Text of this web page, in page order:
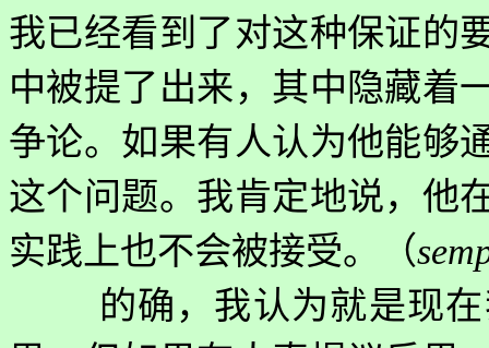
我已经看到了对这种保证的
中被提了出来，其中隐藏着
争论。如果有人认为他能够
这个问题。我肯定地说，他
实践上也不会被接受。（
的确，我认为就是现